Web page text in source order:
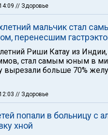
// Здоровье
мальчик стал
перенесшим
Риши Катау из
стал самым юным в
вырезали больше 70%
// Здоровье
попали в больницу с
хной